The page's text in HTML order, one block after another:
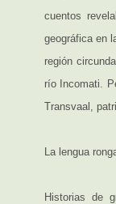
cuentos
geográfica en
región
río Incomati.
Transvaal,
La lengua
Historias de